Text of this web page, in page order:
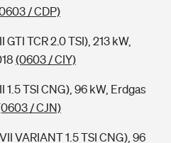
/ CDP)
TCR 2.0 TSI), 213 kW,
(0603 / CIY)
1.5 TSI CNG), 96 kW, Erdgas
/ CJN)
VARIANT 1.5 TSI CNG), 96